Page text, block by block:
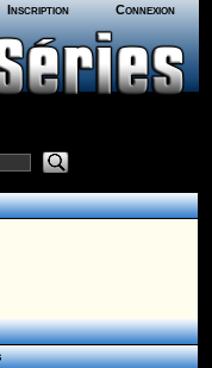
Inscription Connexion